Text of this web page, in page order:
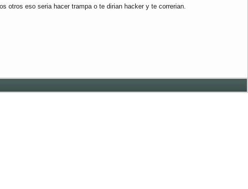
otros eso seria hacer trampa o te dirian hacker y te correrian.